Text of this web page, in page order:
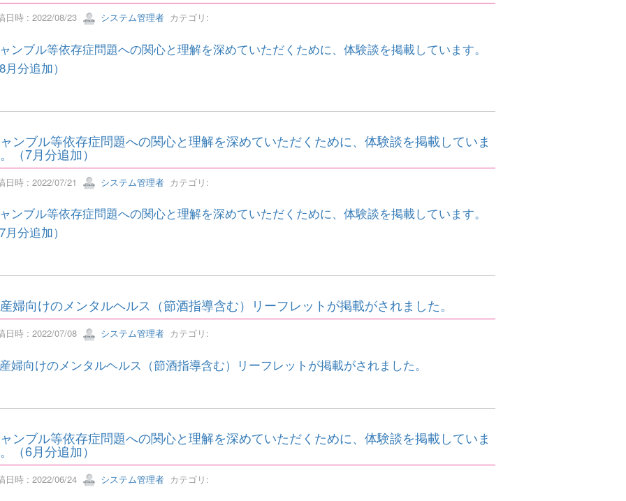
日時 : 2022/08/23 システム管理者カテゴリ:
ンブル等依存症問題への関心と理解を深めていただくために、体験談を掲載しています。
8月分追加）
ンブル等依存症問題への関心と理解を深めていただくために、体験談を掲載していま
（7月分追加）
日時 : 2022/07/21 システム管理者カテゴリ:
ンブル等依存症問題への関心と理解を深めていただくために、体験談を掲載しています。
7月分追加）
婦向けのメンタルヘルス（節酒指導含む）リーフレットが掲載がされました。
日時 : 2022/07/08 システム管理者カテゴリ:
婦向けのメンタルヘルス（節酒指導含む）リーフレットが掲載がされました。
ンブル等依存症問題への関心と理解を深めていただくために、体験談を掲載していま
（6月分追加）
日時 : 2022/06/24 システム管理者カテゴリ: